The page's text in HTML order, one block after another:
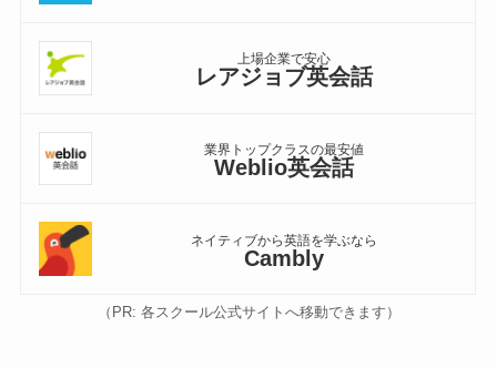
上場企業で安心
レアジョブ英会話
業界トップクラスの最安値
Weblio英会話
ネイティブから英語を学ぶなら
Cambly
（PR: 各スクール公式サイトへ移動できます）